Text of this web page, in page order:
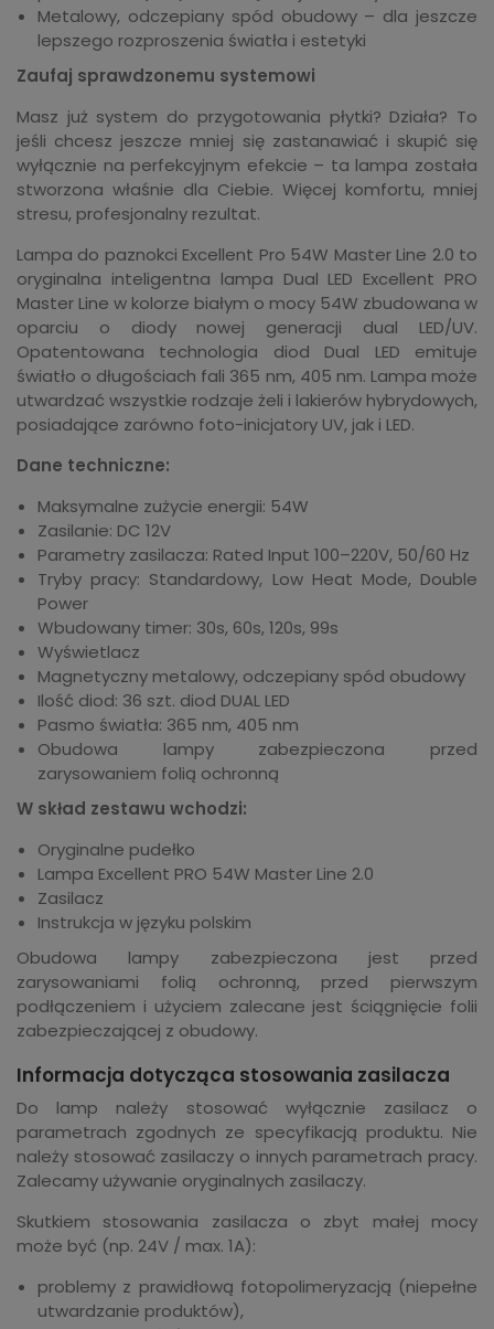
Metalowy, odczepiany spód obudowy – dla jeszcze
lepszego rozproszenia światła i estetyki
Zaufaj sprawdzonemu systemowi
Masz już system do przygotowania płytki? Działa? To
jeśli chcesz jeszcze mniej się zastanawiać i skupić się
wyłącznie na perfekcyjnym efekcie – ta lampa została
stworzona właśnie dla Ciebie. Więcej komfortu, mniej
stresu, profesjonalny rezultat.
Lampa do paznokci Excellent Pro 54W Master Line 2.0 to
oryginalna inteligentna lampa Dual LED Excellent PRO
Master Line w kolorze białym o mocy 54W zbudowana w
oparciu o diody nowej generacji dual LED/UV.
Opatentowana technologia diod Dual LED emituje
światło o długościach fali 365 nm, 405 nm. Lampa może
utwardzać wszystkie rodzaje żeli i lakierów hybrydowych,
posiadające zarówno foto-inicjatory UV, jak i LED.
Dane techniczne:
Maksymalne zużycie energii: 54W
Zasilanie: DC 12V
Parametry zasilacza: Rated Input 100–220V, 50/60 Hz
Tryby pracy: Standardowy, Low Heat Mode, Double
Power
Wbudowany timer: 30s, 60s, 120s, 99s
Wyświetlacz
Magnetyczny metalowy, odczepiany spód obudowy
Ilość diod: 36 szt. diod DUAL LED
Pasmo światła: 365 nm, 405 nm
Obudowa lampy zabezpieczona przed
zarysowaniem folią ochronną
W skład zestawu wchodzi:
Oryginalne pudełko
Lampa Excellent PRO 54W Master Line 2.0
Zasilacz
Instrukcja w języku polskim
Obudowa lampy zabezpieczona jest przed
zarysowaniami folią ochronną, przed pierwszym
podłączeniem i użyciem zalecane jest ściągnięcie folii
zabezpieczającej z obudowy.
Informacja dotycząca stosowania zasilacza
Do lamp należy stosować wyłącznie zasilacz o
parametrach zgodnych ze specyfikacją produktu. Nie
należy stosować zasilaczy o innych parametrach pracy.
Zalecamy używanie oryginalnych zasilaczy.
Skutkiem stosowania zasilacza o zbyt małej mocy
może być (np. 24V / max. 1A):
problemy z prawidłową fotopolimeryzacją (niepełne
utwardzanie produktów),